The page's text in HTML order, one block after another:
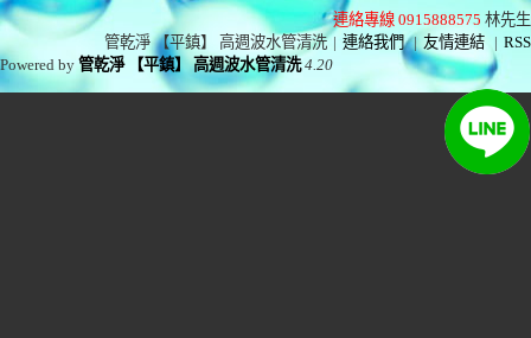
連絡專線 0915888575 林先生
管乾淨 【平鎮】 高週波水管清洗 | 連絡我們 | 友情連結 | RSS
Powered by管乾淨 【平鎮】 高週波水管清洗 4.20